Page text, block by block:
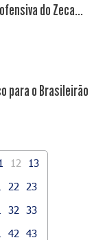
do Zeca...
para o Brasileirão
12
13
22
23
32
33
42
43